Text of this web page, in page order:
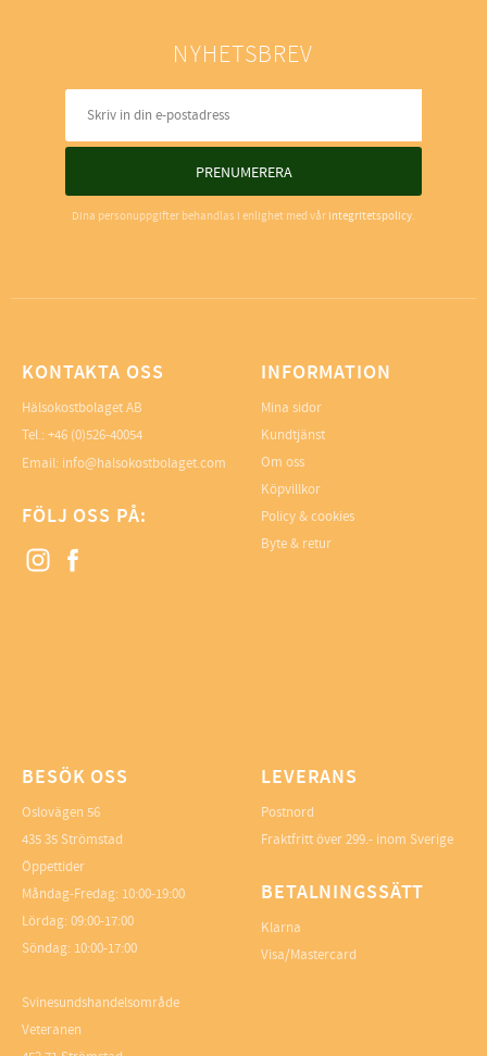
NYHETSBREV
PRENUMERERA
Dina personuppgifter behandlas i enlighet med vår integritetspolicy.
KONTAKTA OSS
Hälsokostbolaget AB
Tel.: +46 (0)526-40054
Email: info@halsokostbolaget.com
FÖLJ OSS PÅ:
INFORMATION
Mina sidor
Kundtjänst
Om oss
Köpvillkor
Policy & cookies
Byte & retur
BESÖK OSS
Oslovägen 56
435 35 Strömstad
Öppettider
Måndag-Fredag: 10:00-19:00
Lördag: 09:00-17:00
Söndag: 10:00-17:00
Svinesundshandelsområde
Veteranen
LEVERANS
Postnord
Fraktfritt över 299.- inom Sverige
BETALNINGSSÄTT
Klarna
Visa/Mastercard